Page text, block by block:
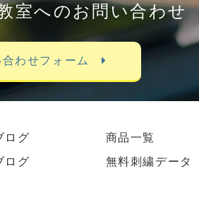
室へのお問い合わせ
合わせフォーム
ログ
ログ
商品一覧
無料刺繍データ